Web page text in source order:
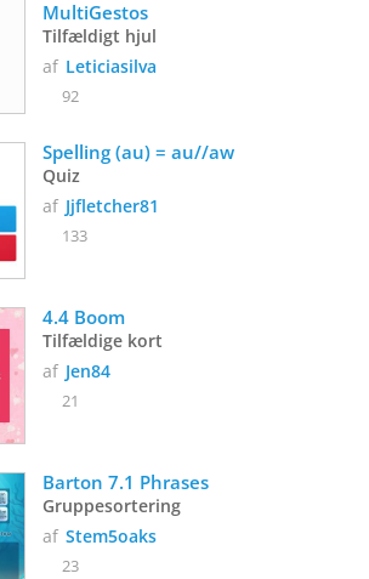
MultiGestos
Tilfældigt hjul
af Leticiasilva
92
Spelling (au) = au//aw
Quiz
af Jjfletcher81
133
Tilfældige kort
af Jen84
21
Barton 7.1 Phrases
Gruppesortering
af Stem5oaks
23